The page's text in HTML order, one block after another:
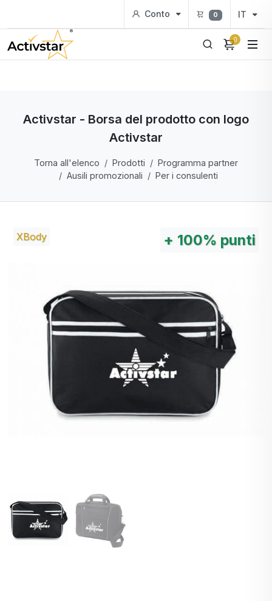
Conto 0 IT
0
Activstar - Borsa del prodotto con logo
Activstar
Torna all'elenco Prodotti
Programma partner
Ausili promozionali
Per i consulenti
XBody + 100% punti